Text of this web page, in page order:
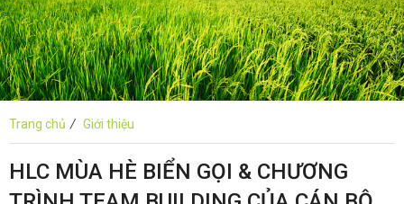
Trang chủ / Giới thiệu
HLC MÙA HÈ BIỂN GỌI & CHƯƠNG